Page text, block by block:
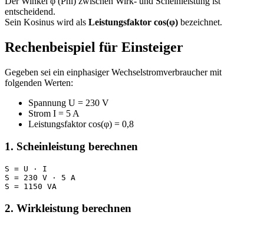
entscheidend.
Sein Kosinus wird als Leistungsfaktor cos(φ) bezeichnet.
Rechenbeispiel für Einsteiger
Gegeben sei ein einphasiger Wechselstromverbraucher mit
folgenden Werten:
Spannung U = 230 V
Strom I = 5 A
Leistungsfaktor cos(φ) = 0,8
1. Scheinleistung berechnen
S = U · I
S = 230 V · 5 A
S = 1150 VA
2. Wirkleistung berechnen